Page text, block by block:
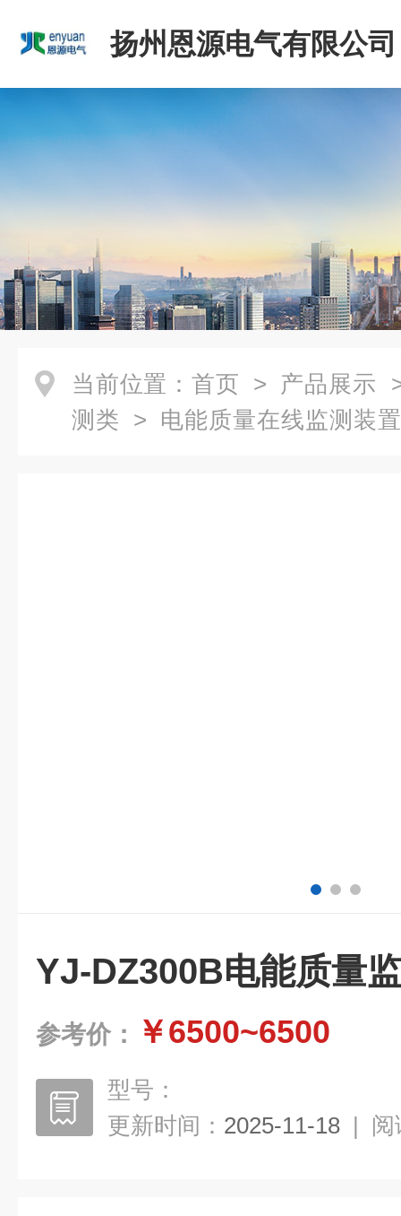
扬州恩源电气有限公司
当前位置： 首页 > 产品展示
测类 > 电能质量在线监测装置
YJ-DZ300B电能质量
参考价： ￥6500~6500
型号：
更新时间： 2025-11-18 | 阅